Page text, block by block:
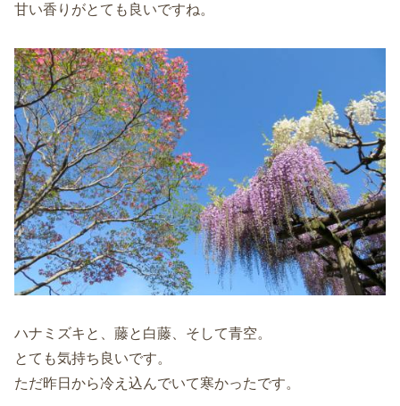
甘い香りがとても良いですね。
ハナミズキと、藤と白藤、そして青空。
とても気持ち良いです。
ただ昨日から冷え込んでいて寒かったです。